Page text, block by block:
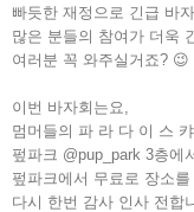
빠듯한 재정으로 긴급 바
많은 분들의 참여가 더욱
여러분 꼭 와주실거죠? 😉
이번 바자회는요,
멈머들의 파 라 다 이 스
펖파크 @pup_park 3층에
펖파크에서 무료로 장소
다시 한번 감사 인사 전합